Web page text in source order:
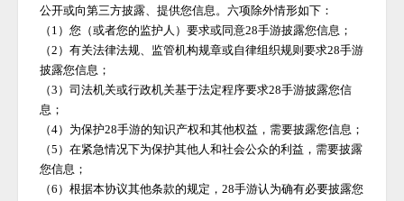
公开或向第三方披露、提供您信息。六项除外情形如下：
（ 1）您（或者您的监护人）要求或同意28手游披露您信息；
（2）有关法律法规、监管机构规章或自律组织规则要求28手游
披露您信息；
（3）司法机关或行政机关基于法定程序要求28手游披露您信
息；
（4）为保护28手游的知识产权和其他权益，需要披露您信息；
（5）在紧急情况下为保护其他人和社会公众的利益，需要披露
您信息；
（6）根据本协议其他条款的规定，28手游认为确有必要披露您